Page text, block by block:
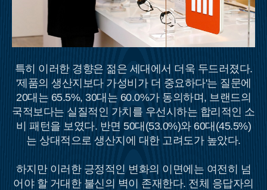
특히 이러한 경향은 젊은 세대에서 더욱 두드러졌다.
'제품의 생산지보다 가성비가 더 중요하다'는 질문에
20대는 65.5%, 30대는 60.0%가 동의하며, 브랜드의
국적보다는 실질적인 가치를 우선시하는 합리적인 소
비 패턴을 보였다. 반면 50대(53.0%)와 60대(45.5%)
는 상대적으로 생산지에 대한 고려도가 높았다.
하지만 이러한 긍정적인 변화의 이면에는 여전히 넘
어야 할 거대한 불신의 벽이 존재한다. 전체 응답자의